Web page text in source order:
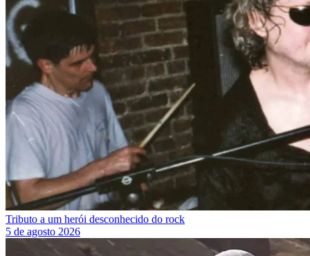
Tributo a um herói desconhecido do rock
5 de agosto 2026